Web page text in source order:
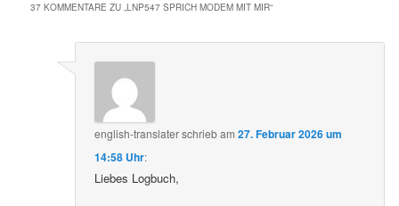
37 KOMMENTARE ZU „LNP547 SPRICH MODEM MIT MIR“
english-translaterschriebam27. Februar 2026 um
14:58 Uhr:
Liebes Logbuch,